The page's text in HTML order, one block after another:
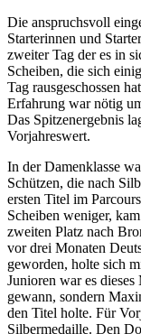
Die anspruchsvoll
Starterinnen und
zweiter Tag der es in
Scheiben, die sich
Tag rausgeschossen
Erfahrung war nötig
Das Spitzenergebnis
Vorjahreswert.
In der Damenklasse
Schützen, die nach
ersten Titel im
Scheiben weniger,
zweiten Platz nach
vor drei Monaten
geworden, holte sich
Junioren war es
gewann, sondern
den Titel holte. Für
Silbermedaille. Den